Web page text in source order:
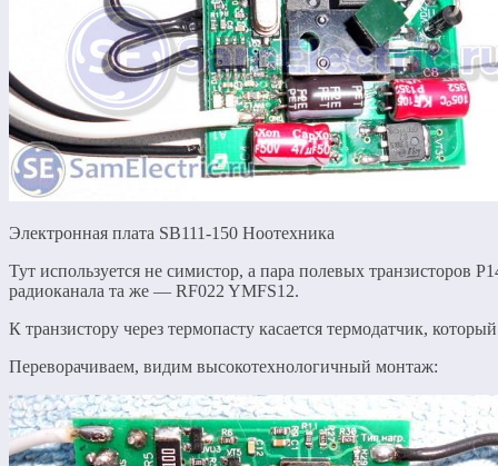
Электронная плата SB111-150 Ноотехника
Тут используется не симистор, а пара полевых
радиоканала та же — RF022 YMFS12.
К транзистору через термопасту касается термодатчик,
Переворачиваем, видим высокотехнологичный монтаж: